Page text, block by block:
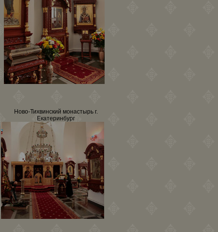
Ново-Тихвинский монастырь г.
Екатеринбург